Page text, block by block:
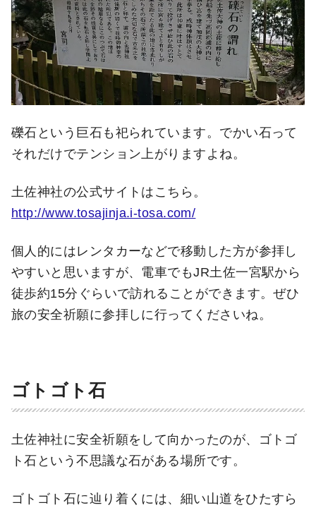
礫石という巨石も祀られています。でかい石って
それだけでテンション上がりますよね。
土佐神社の公式サイトはこちら。
http://www.tosajinja.i-tosa.com/
個人的にはレンタカーなどで移動した方が参拝し
やすいと思いますが、電車でもJR土佐一宮駅から
徒歩約15分ぐらいで訪れることができます。ぜひ
旅の安全祈願に参拝しに行ってくださいね。
ゴトゴト石
土佐神社に安全祈願をして向かったのが、ゴトゴ
ト石という不思議な石がある場所です。
ゴトゴト石に辿り着くには、細い山道をひたすら